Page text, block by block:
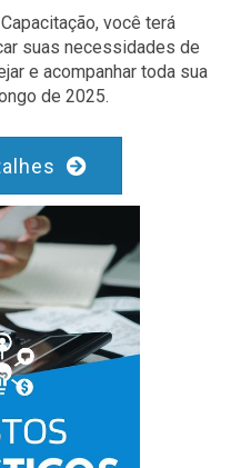
você terá
suas necessidades de
e acompanhar toda sua
de 2025.